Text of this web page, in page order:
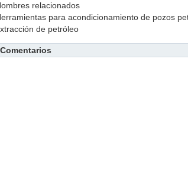
relacionados
para acondicionamiento de pozos
de petróleo
Comentarios